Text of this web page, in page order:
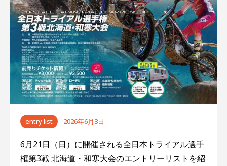
entry list 2026年6月3日
6月21日（日）に開催される全日本トライアル選手
権第3戦 北海道・和寒大会のエントリーリストを紹